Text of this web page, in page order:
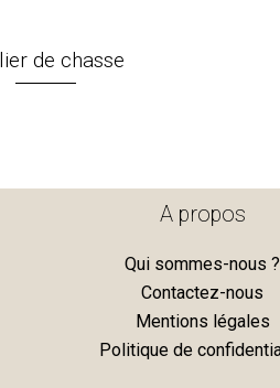
de chasse
A propos
Qui sommes-nous ?
Contactez-nous
Mentions légales
Politique de